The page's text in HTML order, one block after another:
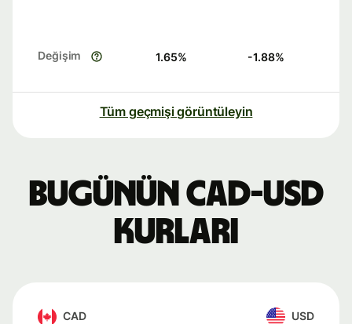
Değişim 1.65% -1.88%
Tüm geçmişi görüntüleyin
Bugünün CAD-USD
kurları
CAD USD